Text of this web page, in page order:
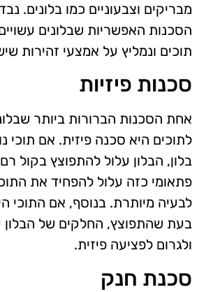
מבריקים וצבעוניים כמו בלונים.
הסכנות האפשריות שבלונים
תוכים ונמליץ על אמצעי זהירות
סכנות פיזיות
אחת הסכנות הברורות ביותר
לתוכים היא סכנה פיזית. אם תוכי
בלון, הבלון עלול להתפוצץ בקול
פתאומי כזה עלול להפחיד את
לבעיה מיותרת. בנוסף, אם התוכי
בעת שהתפוצץ, החלקים של הבלון
ולגרום לפציעה פיזית.
סכנת חנק